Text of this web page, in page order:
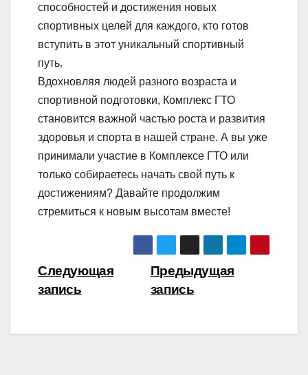
способностей и достижения новых
спортивных целей для каждого, кто готов
вступить в этот уникальный спортивный
путь.
Вдохновляя людей разного возраста и
спортивной подготовки, Комплекс ГТО
становится важной частью роста и развития
здоровья и спорта в нашей стране. А вы уже
принимали участие в Комплексе ГТО или
только собираетесь начать свой путь к
достижениям? Давайте продолжим
стремиться к новым высотам вместе!
Навигация
по
записям
Предыдущая
запись
Следующая
запись